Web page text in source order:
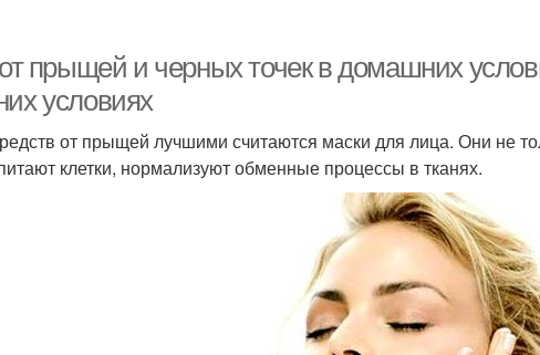
прыщей и черных точек в домашних
условиях
от прыщей лучшими считаются маски для лица. Они не
клетки, нормализуют обменные процессы в тканях.